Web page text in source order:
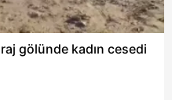
gölünde kadın cesedi